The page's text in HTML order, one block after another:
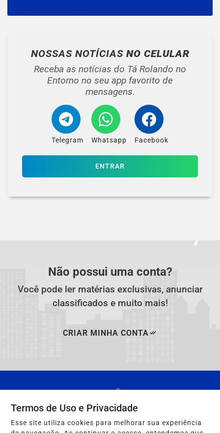
NOSSAS NOTÍCIAS NO CELULAR
Receba as notícias do Tá Rolando no
Entorno no seu app favorito de
mensagens.
Telegram Whatsapp Facebook
ENTRAR
Não possui uma conta?
Você pode ler matérias exclusivas, anunciar
classificados e muito mais!
CRIAR MINHA CONTA
Termos de Uso e Privacidade
Esse site utiliza cookies para melhorar sua experiência